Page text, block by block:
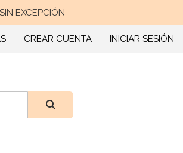
EXCEPCIÓN
CREAR CUENTA INICIAR SESIÓN